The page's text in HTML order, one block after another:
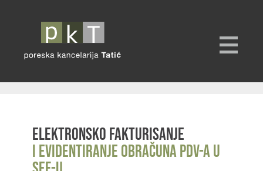
Elektronsko fakturisanje
i evidentiranje obračuna PDV-a u